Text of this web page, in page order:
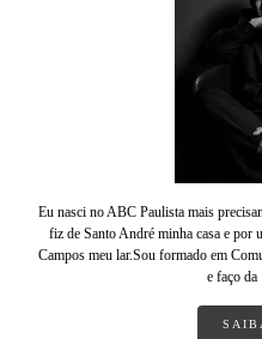
Eu nasci no ABC Paulista mais
fiz de Santo André minha casa e por
Campos meu lar.Sou formado em
e faço da